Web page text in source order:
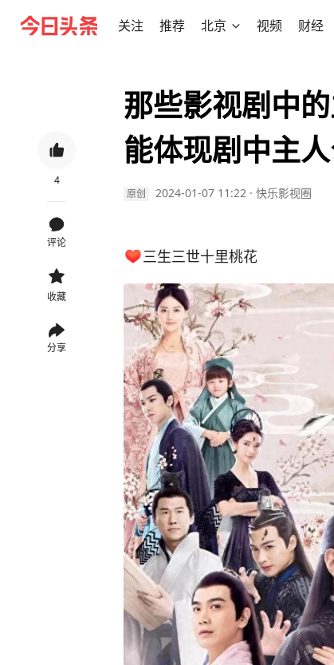
关注 推荐 北京 视频 财经
4
评论
收藏
分享
那些影视剧中
能体现剧中主人
原创 2024-01-07 11:22 · 快乐影视圈
三生三世十里桃花